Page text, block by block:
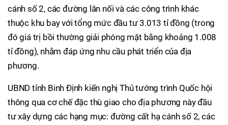
cánh số 2, các đường lăn nối và các công trình khác
thuộc khu bay với tổng mức đầu tư 3.013 tỉ đồng (trong
đó giá trị bồi thường giải phóng mặt bằng khoảng 1.008
tỉ đồng), nhằm đáp ứng nhu cầu phát triển của địa
phương.
UBND tỉnh Binh Định kiến nghị Thủ tướng trình Quốc hội
thông qua cơ chế đặc thù giao cho địa phương này đầu
tư xây dựng các hạng mục: đường cất hạ cánh số 2, các